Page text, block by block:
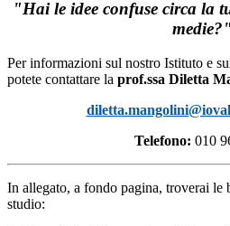
"Hai le idee confuse circa la
Per informazioni sul nostro Istituto e
potete contattare la prof.ssa Diletta
Telefono: 010
In allegato, a fondo pagina, troverai le
studio: